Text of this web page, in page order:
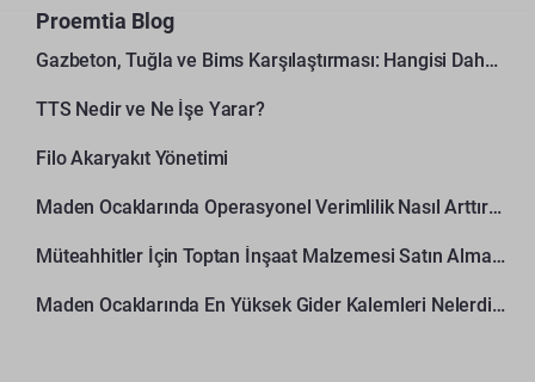
Proemtia Blog
Gazbeton, Tuğla ve Bims Karşılaştırması: Hangisi Daha Avantajlı?
TTS Nedir ve Ne İşe Yarar?
Filo Akaryakıt Yönetimi
Maden Ocaklarında Operasyonel Verimlilik Nasıl Arttırılır?
Müteahhitler İçin Toptan İnşaat Malzemesi Satın Alma Rehberi
Maden Ocaklarında En Yüksek Gider Kalemleri Nelerdir?